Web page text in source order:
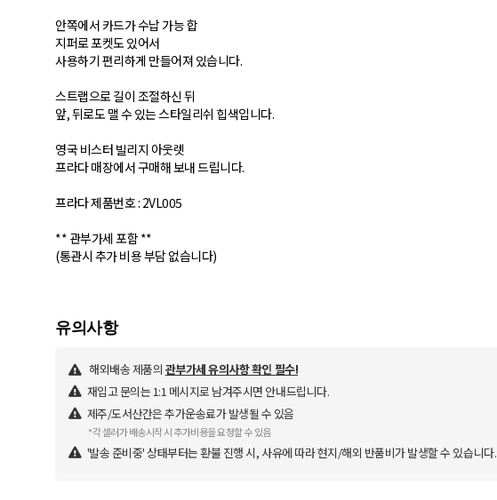
안쪽에서 카드가 수납 가능 합
지퍼로 포켓도 있어서
사용하기 편리하게 만들어져 있습니다.
스트랩으로 길이 조절하신 뒤
앞, 뒤로도 맬 수 있는 스타일리쉬 힙색입니다.
​영국 비스터 빌리지 아웃렛
프라다 매장에서 구매해 보내 드립니다.
프라다 제품번호 : 2VL005
** 관부가세 포함 **
(통관시 추가 비용 부담 없습니다)
유의사항
해외배송 제품의 관부가세 유의사항 확인 필수!
재입고 문의는 1:1 메시지로 남겨주시면 안내드립니다.
제주/도서산간은 추가운송료가 발생될 수 있음
*각 셀러가 배송시작 시 추가비용을 요청할 수 있음
'발송 준비중' 상태부터는 환불 진행 시, 사유에 따라 현지/해외 반품비가 발생할 수 있습니다.